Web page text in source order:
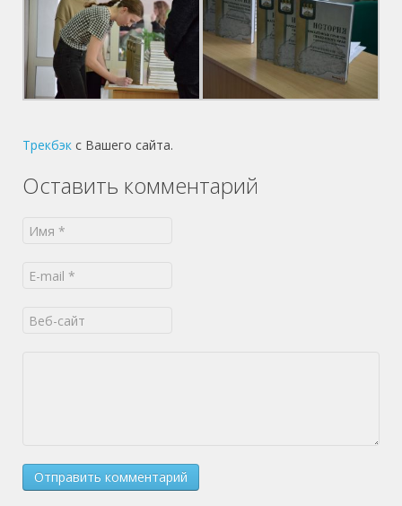
Трекбэк с Вашего сайта.
Оставить комментарий